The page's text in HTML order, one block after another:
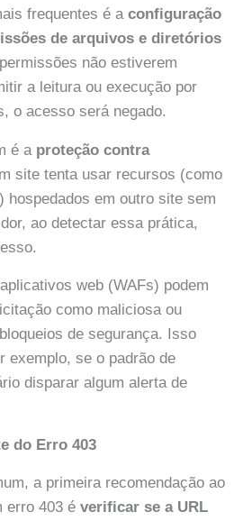
frequentes é aconfiguração
de arquivos e diretórios
não estiverem
a leitura ou execução por
o acesso será negado.
é a proteção contra
site tenta usar recursos (como
hospedados em outro site sem
ao detectar essa prática,
web (WAFs) podem
como maliciosa ou
de segurança. Isso
exemplo, se o padrão de
disparar algum alerta de
do Erro 403
a primeira recomendação ao
erro 403 éverificar se a URL